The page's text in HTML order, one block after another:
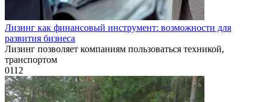
Лизинг как финансовый инструмент: возможности для
развития бизнеса
Лизинг позволяет компаниям пользоваться техникой,
транспортом
0112